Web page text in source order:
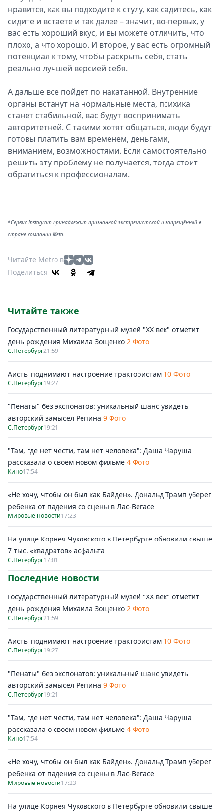
нравится, как вы подходите к стулу, как садитесь, как
сидите и встаете и так далее – значит, во-первых, у
вас есть хороший вкус, и вы можете отличить, что
плохо, а что хорошо. И второе, у вас есть огромный
потенциал к тому, чтобы раскрыть себя, стать
реально лучшей версией себя.
А дальше все пойдет по накатанной. Внутренние
органы встанут на нормальные места, психика
станет стабильной, вас будут воспринимать
авторитетней. С такими хотят общаться, люди будут
готовы платить вам временем, деньгами,
вниманием, возможностями. Если самостоятельно
решить эту проблему не получается, тогда стоит
обратиться к профессионалам.
*Сервис Instagram принадлежит признанной экстремистской и запрещённой в
стране компании Meta.
Читайте Metro в
Поделиться
Читайте также
Государственный литературный музей "ХХ век" отметит
день рождения Михаила Зощенко 2 Фото
С.Петербург21:59
Аисты поднимают настроение трактористам 10 Фото
С.Петербург19:27
"Пенаты" без экспонатов: уникальный шанс увидеть
авторский замысел Репина 9 Фото
С.Петербург19:21
"Там, где нет чести, там нет человека": Даша Чаруша
рассказала о своём новом фильме 4 Фото
Кино17:54
«Не хочу, чтобы он был как Байден». Дональд Трамп уберег
ребенка от падения со сцены в Лас-Вегасе
Мировые новости17:23
На улице Корнея Чуковского в Петербурге обновили свыше
7 тыс. «квадратов» асфальта
С.Петербург17:01
Последние новости
Государственный литературный музей "ХХ век" отметит
день рождения Михаила Зощенко 2 Фото
С.Петербург21:59
Аисты поднимают настроение трактористам 10 Фото
С.Петербург19:27
"Пенаты" без экспонатов: уникальный шанс увидеть
авторский замысел Репина 9 Фото
С.Петербург19:21
"Там, где нет чести, там нет человека": Даша Чаруша
рассказала о своём новом фильме 4 Фото
Кино17:54
«Не хочу, чтобы он был как Байден». Дональд Трамп уберег
ребенка от падения со сцены в Лас-Вегасе
Мировые новости17:23
На улице Корнея Чуковского в Петербурге обновили свыше